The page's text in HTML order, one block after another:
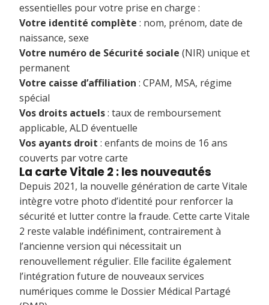
essentielles pour votre prise en charge :
Votre identité complète : nom, prénom, date de
naissance, sexe
Votre numéro de Sécurité sociale (NIR) unique et
permanent
Votre caisse d’affiliation : CPAM, MSA, régime
spécial
Vos droits actuels: taux de remboursement
applicable, ALD éventuelle
Vos ayants droit : enfants de moins de 16 ans
couverts par votre carte
La carte Vitale 2 : les nouveautés
Depuis 2021, la nouvelle génération de carte Vitale
intègre votre photo d’identité pour renforcer la
sécurité et lutter contre la fraude. Cette carte Vitale
2 reste valable indéfiniment, contrairement à
l’ancienne version qui nécessitait un
renouvellement régulier. Elle facilite également
l’intégration future de nouveaux services
numériques comme le Dossier Médical Partagé